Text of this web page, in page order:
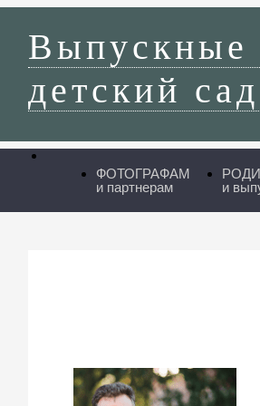
Выпускные
детский сад
ФОТОГРАФАМ
и партнерам
и